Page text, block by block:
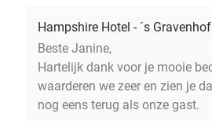
Hampshire Hotel - ´s
Beste Janine,
Hartelijk dank voor je mooie
waarderen we zeer en zien je
nog eens terug als onze gast.